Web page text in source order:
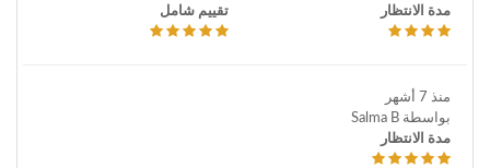
مدة الانتظار
تقييم شامل
منذ 7 أشهر
بواسطة Salma B
مدة الانتظار